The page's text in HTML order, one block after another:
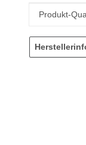
Wert
Produkt-